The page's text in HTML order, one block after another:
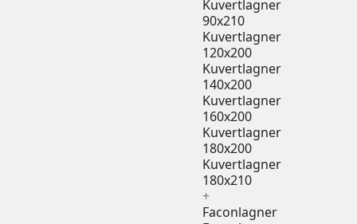
Kuvertlagner
90x210
Kuvertlagner
120x200
Kuvertlagner
140x200
Kuvertlagner
160x200
Kuvertlagner
180x200
Kuvertlagner
180x210
+
Faconlagner